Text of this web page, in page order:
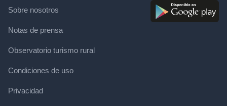
Sobre nosotros
Notas de prensa
Observatorio turismo rural
Condiciones de uso
Privacidad